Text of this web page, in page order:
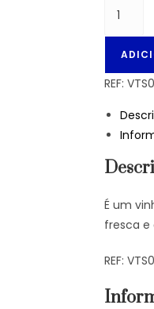
REF:
É um
fresca e
REF: